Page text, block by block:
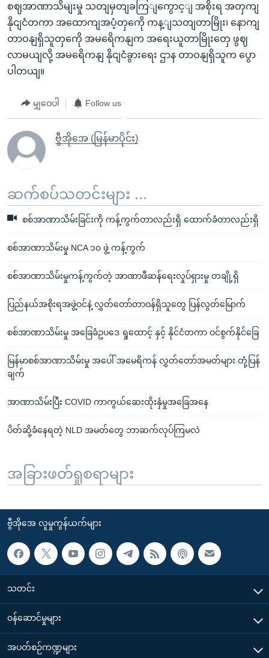
စဈအာဏာသိမျးမှု သတျမှတျခကြျကွောင့ျ အစိုးရ အတှကျ
နိုငျငံတကာ အထောကျအပံ့တှကေို ကန့ျသတျတာမြိုး၊ နောကျ
တာဝနျရှိသူတှကေို အမရေိကနျက အရေးယူတာမြိုးတှေ ဖွဈ
လာမယျလို့ အမရေိကနျ နိုငျငံခွားရေး ဌာန တာဝနျရှိသူက ပွော
ပါတယျ။
မျှဝေပါ Follow us
ဗွီအိုအေ (မြန်မာပိုင်း)
ဆက်စပ်သတင်းများ ...
စစ်အာဏာသိမ်းခြင်းကို ကန့်ကွက်တာလည်းရှိ ထောက်ခံတာလည်းရှိ
စစ်အာဏာသိမ်းမှု NCA ၁၀ ဖွဲ့ ကန့်ကွက်
စစ်အာဏာသိမ်းမှုကန့်ကွက်တဲ့ အာဏာဖီဆန်ရေးလှုပ်ရှားမှု တချို့ရှိ
ပြည်နယ်အစိုးရအဖွဲ့ဝင်နဲ့ လွှတ်တော်တာဝန်ရှိသူတွေ ပြန်လွတ်မြောက်
စစ်အာဏာသိမ်းမှု အခြေခံဥပဒေ ရှုထောင့် နှင့် နိုင်ငံတကာ ဝင်စွက်နိုင်ခြေ
မြန်မာစစ်အာဏာသိမ်းမှု အပေါ် အမေရိကန် လွှတ်တော်အမတ်များ တုံ့ပြန်
ချက်
အာဏာသိမ်းပြီး COVID ကာကွယ်ဆေးထိုးနှံမှုအခြေအနေ
ပိတ်ဆို့ခံနေရတဲ့ NLD အမတ်တွေ ဘာဆက်လုပ်ကြမလဲ
အခြားဖတ်ရှုစရာများ
ဗွီအိုအေ လူမှုကွန်ယက်များ
သတင်း
၀န်ဆောင်မှုများ
အပတ်စဉ်ကဏ္ဍများ